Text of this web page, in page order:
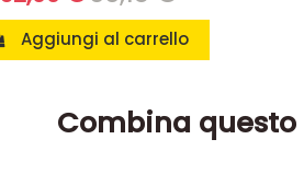
Aggiungi al carrello
Combina